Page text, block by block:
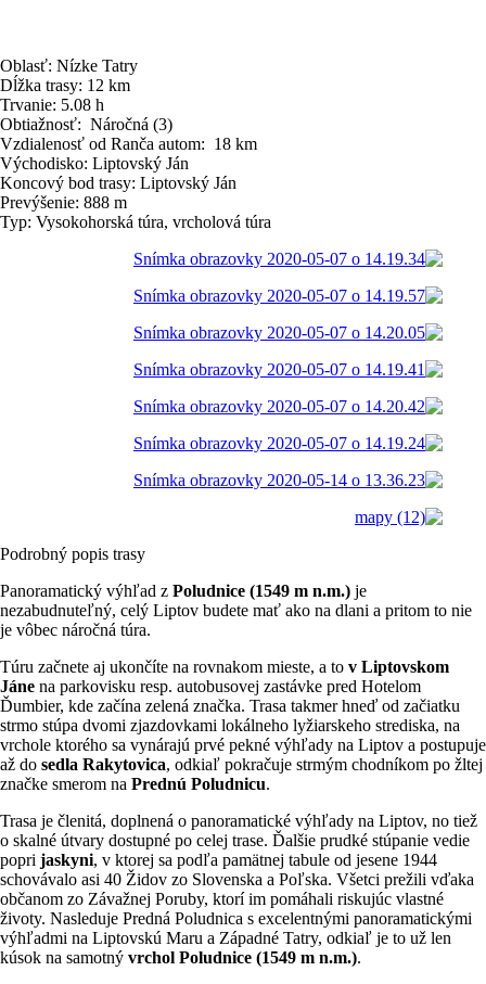
Oblasť: Nízke Tatry
Dĺžka trasy: 12 km
Trvanie: 5.08 h
Obtiažnosť: Náročná (3)
Vzdialenosť od Ranča autom: 18 km
Východisko: Liptovský Ján
Koncový bod trasy: Liptovský Ján
Prevýšenie: 888 m
Typ: Vysokohorská túra, vrcholová túra
Podrobný popis trasy
Panoramatický výhľad z Poludnice (1549 m n.m.) je
nezabudnuteľný, celý Liptov budete mať ako na dlani a pritom to nie
je vôbec náročná túra.
Túru začnete aj ukončíte na rovnakom mieste, a to v Liptovskom
Jáne na parkovisku resp. autobusovej zastávke pred Hotelom
Ďumbier, kde začína zelená značka. Trasa takmer hneď od začiatku
strmo stúpa dvomi zjazdovkami lokálneho lyžiarskeho strediska, na
vrchole ktorého sa vynárajú prvé pekné výhľady na Liptov a postupuje
až do sedla Rakytovica, odkiaľ pokračuje strmým chodníkom po žltej
značke smerom na Prednú Poludnicu.
Trasa je členitá, doplnená o panoramatické výhľady na Liptov, no tiež
o skalné útvary dostupné po celej trase. Ďalšie prudké stúpanie vedie
popri jaskyni, v ktorej sa podľa pamätnej tabule od jesene 1944
schovávalo asi 40 Židov zo Slovenska a Poľska. Všetci prežili vďaka
občanom zo Závažnej Poruby, ktorí im pomáhali riskujúc vlastné
životy. Nasleduje Predná Poludnica s excelentnými panoramatickými
výhľadmi na Liptovskú Maru a Západné Tatry, odkiaľ je to už len
kúsok na samotný vrchol Poludnice (1549 m n.m.).